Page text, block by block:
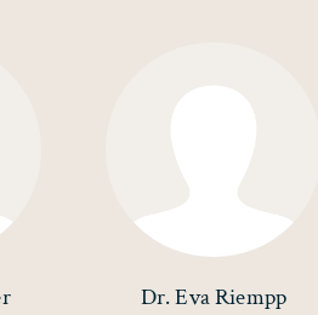
Dr. Eva Riempp